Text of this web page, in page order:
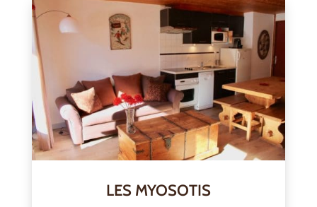
LES MYOSOTIS